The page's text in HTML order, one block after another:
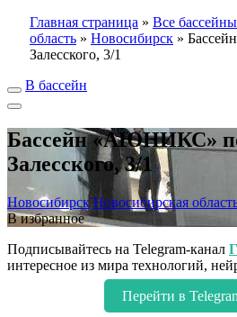
Главная страница » Все бассейны
область » Новосибирск »
Залесского, 3/1
В бассейн
Бассейн «АЮНИКС»
Залесского, 3/1
Новосибирск Новосибирская
В избранное
Подписывайтесь на Telegram-канал
интересное из мира технологий,
Перейти в